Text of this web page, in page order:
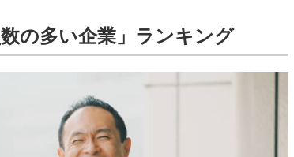
の多い企業」ランキング